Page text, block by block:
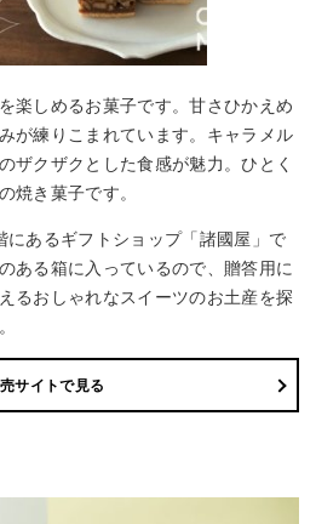
楽しめるお菓子です。甘さひかえめ
が練りこまれています。キャラメル
ザクザクとした食感が魅力。ひとく
焼き菓子です。
にあるギフトショップ「諸國屋」で
ある箱に入っているので、贈答用に
るおしゃれなスイーツのお土産を探
サイトで見る